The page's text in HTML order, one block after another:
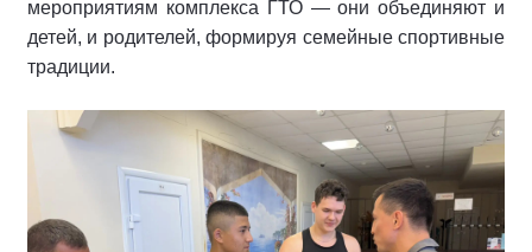
мероприятиям комплекса ГТО — они объединяют и
детей, и родителей, формируя семейные спортивные
традиции.